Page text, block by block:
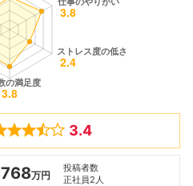
3.4
768万円
投稿者数
正社員2人